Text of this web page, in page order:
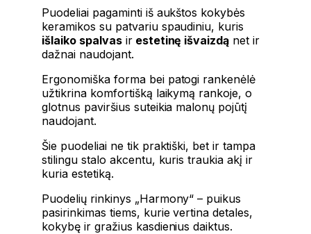
Puodeliai pagaminti iš aukštos kokybės
keramikos su patvariu spaudiniu, kuris
išlaiko spalvasirestetinę išvaizdą net ir
dažnai naudojant.
Ergonomiška forma bei patogi rankenėlė
užtikrina komfortišką laikymą rankoje, o
glotnus paviršius suteikia malonų pojūtį
naudojant.
Šie puodeliai ne tik praktiški, bet ir tampa
stilingu stalo akcentu, kuris traukia akį ir
kuria estetiką.
Puodelių rinkinys „Harmony“ – puikus
pasirinkimas tiems, kurie vertina detales,
kokybę ir gražius kasdienius daiktus.